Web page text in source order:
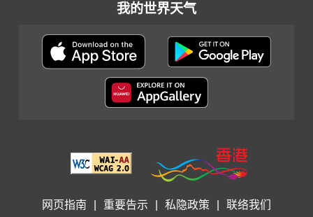
我的世界天气
网页指南 重要告示 私隐政策 联络我们